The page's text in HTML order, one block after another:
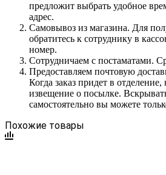
предложит выбрать удобное
адрес.
Самовывоз из магазина. Для
обратитесь к сотруднику в
номер.
Сотрудничаем с постаматами.
Предоставляем почтовую
Когда заказ придет в
извещение о посылке.
самостоятельно вы можете
Похожие товары